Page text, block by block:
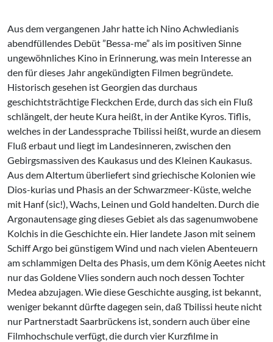
Aus dem vergangenen Jahr hatte ich Nino Achwledianis
abendfüllendes Debüt ”Bessa-me” als im positiven Sinne
ungewöhnliches Kino in Erinnerung, was mein Interesse an
den für dieses Jahr angekündigten Filmen begründete.
Historisch gesehen ist Georgien das durchaus
geschichtsträchtige Fleckchen Erde, durch das sich ein Fluß
schlängelt, der heute Kura heißt, in der Antike Kyros. Tiflis,
welches in der Landessprache Tbilissi heißt, wurde an diesem
Fluß erbaut und liegt im Landesinneren, zwischen den
Gebirgsmassiven des Kaukasus und des Kleinen Kaukasus.
Aus dem Altertum überliefert sind griechische Kolonien wie
Dios-kurias und Phasis an der Schwarzmeer-Küste, welche
mit Hanf (sic!), Wachs, Leinen und Gold handelten. Durch die
Argonautensage ging dieses Gebiet als das sagenumwobene
Kolchis in die Geschichte ein. Hier landete Jason mit seinem
Schiff Argo bei günstigem Wind und nach vielen Abenteuern
am schlammigen Delta des Phasis, um dem König Aeetes nicht
nur das Goldene Vlies sondern auch noch dessen Tochter
Medea abzujagen. Wie diese Geschichte ausging, ist bekannt,
weniger bekannt dürfte dagegen sein, daß Tbilissi heute nicht
nur Partnerstadt Saarbrückens ist, sondern auch über eine
Filmhochschule verfügt, die durch vier Kurzfilme in